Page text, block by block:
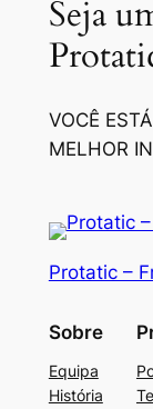
Seja
VOCÊ
MELHOR
Protatic –
Sobre
Equipa
História